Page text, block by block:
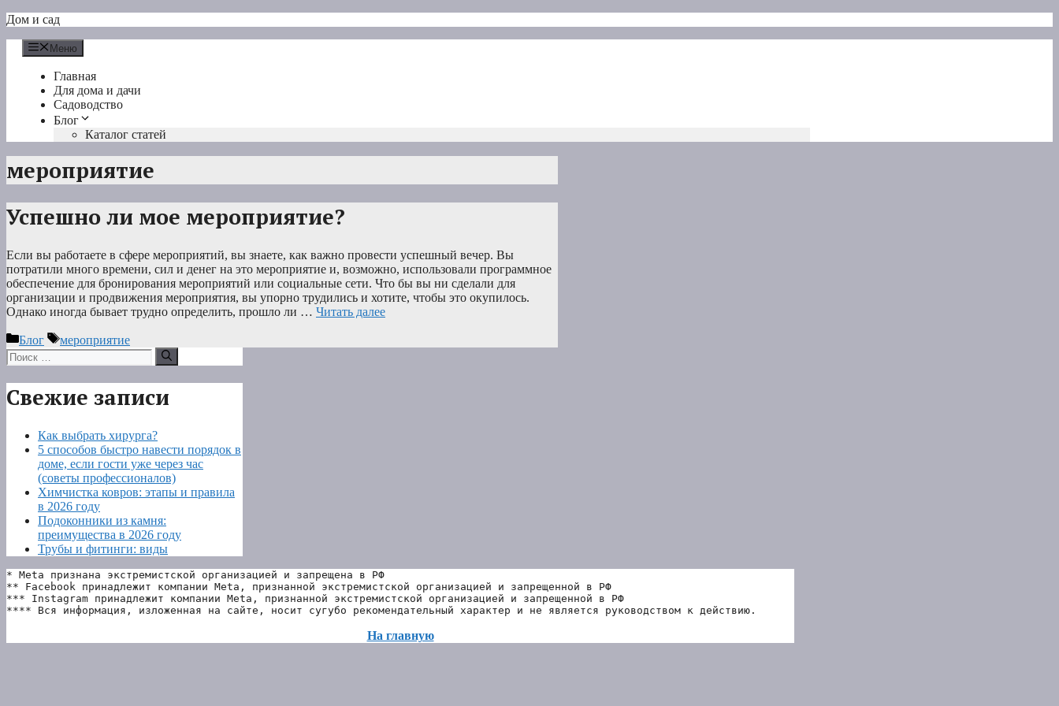
Перейти
содержимому
Дом и сад
Меню
Главная
Для дома и дачи
Садоводство
Блог
Каталог статей
мероприятие
Успешно ли мое мероприятие?
Если вы работаете в сфере мероприятий, вы знаете, как важно провести успешный вечер. Вы
потратили много времени, сил и денег на это мероприятие и, возможно, использовали программное
обеспечение для бронирования мероприятий или социальные сети. Что бы вы ни сделали для
организации и продвижения мероприятия, вы упорно трудились и хотите, чтобы это окупилось.
Однако иногда бывает трудно определить, прошло ли … Читать далее
Рубрики
Блог Метки
мероприятие
Поиск:
Свежие записи
Как выбрать хирурга?
5 способов быстро навести порядок в
доме, если гости уже через час
(советы профессионалов)
Химчистка ковров: этапы и правила
в 2026 году
Подоконники из камня:
преимущества в 2026 году
Трубы и фитинги: виды
* Meta признана экстремистской организацией и запрещена в РФ
** Facebook принадлежит компании Meta, признанной экстремистской организацией и запрещенной в РФ
*** Instagram принадлежит компании Meta, признанной экстремистской организацией и запрещенной в РФ
**** Вся информация, изложенная на сайте, носит сугубо рекомендательный характер и не является руководством к действию.
На главную